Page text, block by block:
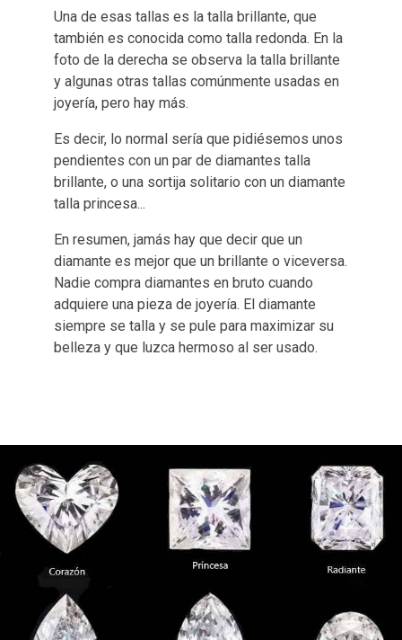
Una de esas tallas es la talla brillante, que
también es conocida como talla redonda. En la
foto de la derecha se observa la talla brillante
y algunas otras tallas comúnmente usadas en
joyería, pero hay más.
Es decir, lo normal sería que pidiésemos unos
pendientes con un par de diamantes talla
brillante, o una sortija solitario con un diamante
talla princesa...
En resumen, jamás hay que decir que un
diamante es mejor que un brillante o viceversa.
Nadie compra diamantes en bruto cuando
adquiere una pieza de joyería. El diamante
siempre se talla y se pule para maximizar su
belleza y que luzca hermoso al ser usado.